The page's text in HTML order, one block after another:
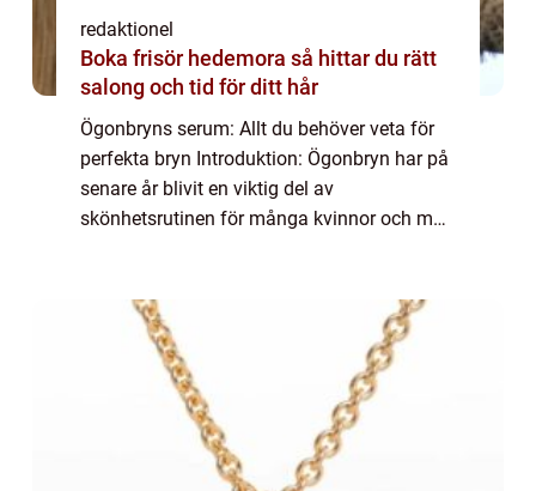
redaktionel
Boka frisör hedemora så hittar du rätt
salong och tid för ditt hår
Ögonbryns serum: Allt du behöver veta för
perfekta bryn Introduktion: Ögonbryn har på
senare år blivit en viktig del av
skönhetsrutinen för många kvinnor och män